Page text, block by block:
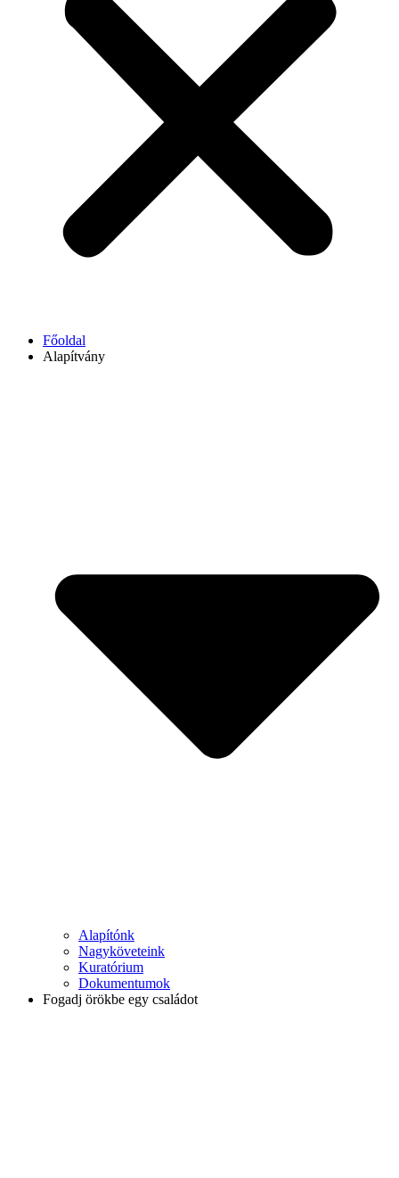
Főoldal
Alapítvány
Alapítónk
Nagyköveteink
Kuratórium
Dokumentumok
Fogadj örökbe egy családot